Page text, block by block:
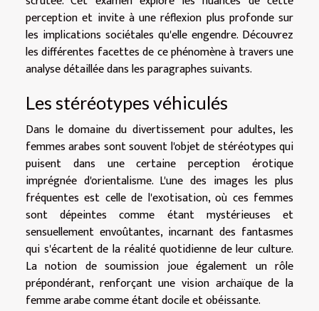
perception et invite à une réflexion plus profonde sur
les implications sociétales qu'elle engendre. Découvrez
les différentes facettes de ce phénomène à travers une
analyse détaillée dans les paragraphes suivants.
Les stéréotypes véhiculés
Dans le domaine du divertissement pour adultes, les
femmes arabes sont souvent l'objet de stéréotypes qui
puisent dans une certaine perception érotique
imprégnée d'orientalisme. L'une des images les plus
fréquentes est celle de l'exotisation, où ces femmes
sont dépeintes comme étant mystérieuses et
sensuellement envoûtantes, incarnant des fantasmes
qui s'écartent de la réalité quotidienne de leur culture.
La notion de soumission joue également un rôle
prépondérant, renforçant une vision archaïque de la
femme arabe comme étant docile et obéissante.